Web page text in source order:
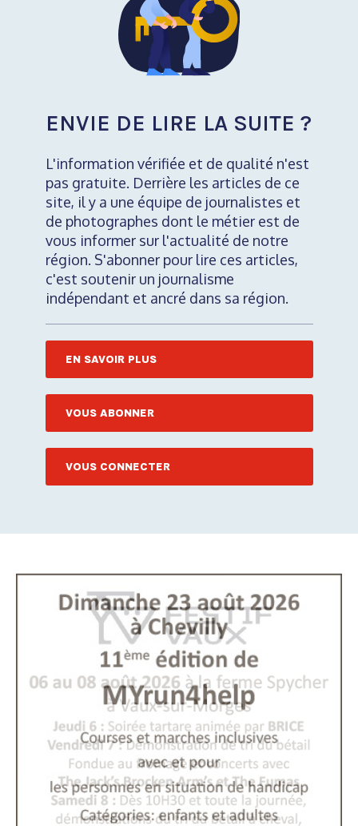
ENVIE DE LIRE LA SUITE ?
L'information vérifiée et de qualité n'est
pas gratuite. Derrière les articles de ce
site, il y a une équipe de journalistes et
de photographes dont le métier est de
vous informer sur l'actualité de notre
région. S'abonner pour lire ces articles,
c'est soutenir un journalisme
indépendant et ancré dans sa région.
EN SAVOIR PLUS
VOUS ABONNER
VOUS CONNECTER